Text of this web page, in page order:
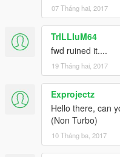
07 Tháng hai, 2017
TrILLIuM64
fwd ruined it....
19 Tháng hai, 2017
Exprojectz
Hello there, can
(Non Turbo)
10 Tháng ba, 2017